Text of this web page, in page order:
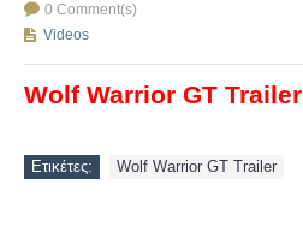
0 Comment(s)
Videos
Wolf Warrior GT Trailer
Ετικέτες: Wolf Warrior GT Trailer